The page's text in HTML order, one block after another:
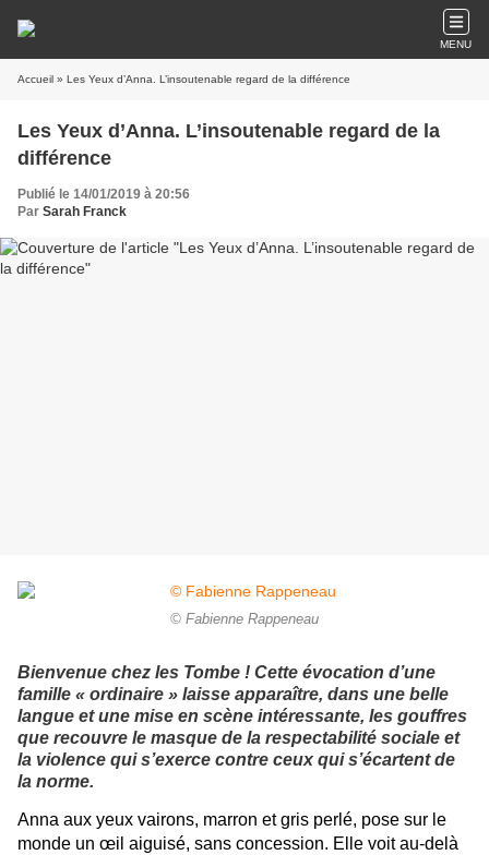
MENU
Accueil » Les Yeux d’Anna. L’insoutenable regard de la différence
Les Yeux d’Anna. L’insoutenable regard de la
différence
Publié le 14/01/2019 à 20:56
Par Sarah Franck
© Fabienne Rappeneau
Bienvenue chez les Tombe ! Cette évocation d’une
famille « ordinaire » laisse apparaître, dans une belle
langue et une mise en scène intéressante, les gouffres
que recouvre le masque de la respectabilité sociale et
la violence qui s’exerce contre ceux qui s’écartent de
la norme.
Anna aux yeux vairons, marron et gris perlé, pose sur le
monde un œil aiguisé, sans concession. Elle voit au-delà